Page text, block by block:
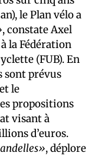
le Plan vélo a
, constate Axel
la Fédération
(FUB). En
sont prévus
le
propositions
visant à
d’euros.
, déplore